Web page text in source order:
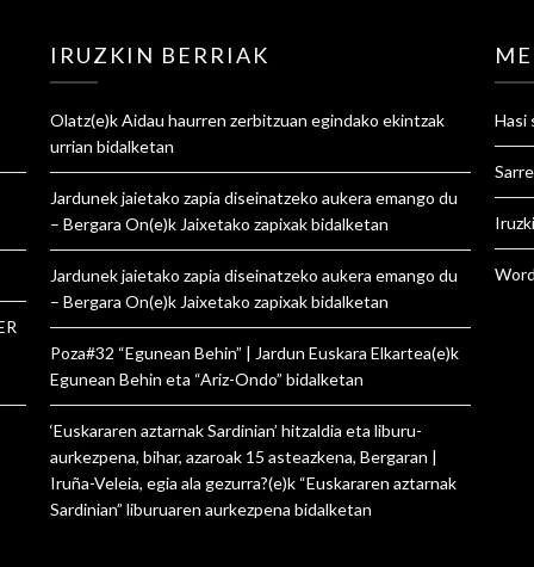
IRUZKIN BERRIAK
Olatz(e)kAidau haurren zerbitzuan egindako ekintzak
urrian bidalketan
Jardunek jaietako zapia diseinatzeko aukera emango du
– Bergara On(e)k Jaixetako zapixakbidalketan
Jardunek jaietako zapia diseinatzeko aukera emango du
– Bergara On(e)k Jaixetako zapixakbidalketan
Poza#32 “Egunean Behin” | Jardun Euskara Elkartea(e)k
Egunean Behin eta “Ariz-Ondo” bidalketan
‘Euskararen aztarnak Sardinian’ hitzaldia eta liburu-
aurkezpena, bihar, azaroak 15 asteazkena, Bergaran |
Iruña-Veleia, egia ala gezurra?(e)k “Euskararen aztarnak
Sardinian” liburuaren aurkezpena bidalketan
Hasi